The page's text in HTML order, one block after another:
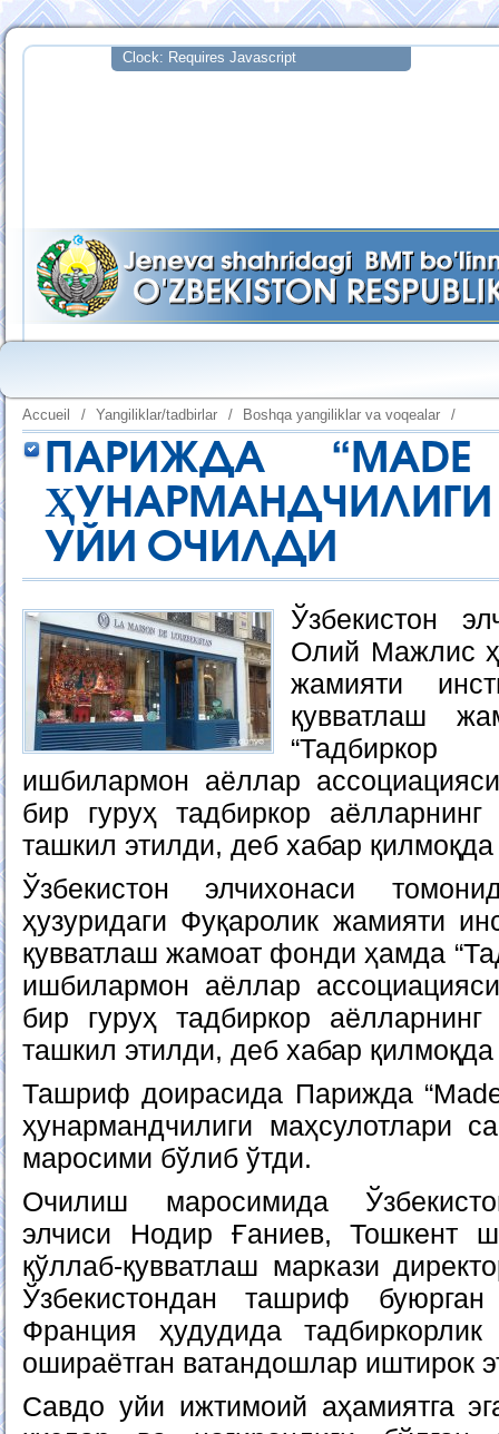
Accueil / Yangiliklar/tadbirlar / Boshqa yangiliklar va voqealar /
ПАРИЖДА “MADE
УЙИ ОЧИЛДИ
Ўзбекистон
Олий Мажлис
жамияти
қувватлаш
ишбилармон аёллар
бир гуруҳ тадбиркор
ташкил этилди, деб хабар
Ўзбекистон элчихонаси
ҳузуридаги Фуқаролик жамияти
қувватлаш жамоат фонди ҳамда
ишбилармон аёллар
бир гуруҳ тадбиркор
ташкил этилди, деб хабар
Ташриф доирасида Парижда
ҳунармандчилиги маҳсулотлари
маросими бўлиб ўтди.
Очилиш маросимида
элчиси Нодир Ғаниев, Тошкент
қўллаб-қувватлаш маркази
Ўзбекистондан ташриф
Франция ҳудудида
ошираётган ватандошлар иштирок
Савдо уйи ижтимоий аҳамиятга